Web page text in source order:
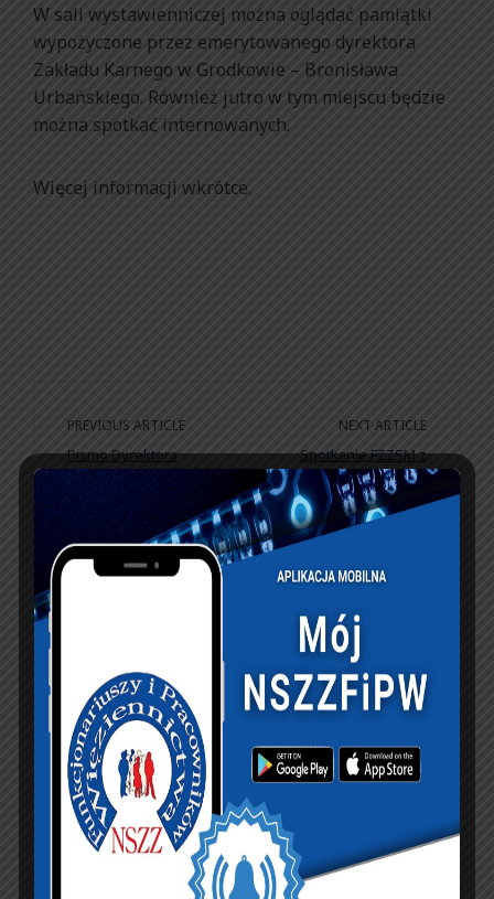
W sali wystawienniczej można oglądać pamiątki
wypożyczone przez emerytowanego dyrektora
Zakładu Karnego w Grodkowie – Bronisława
Urbańskiego. Również jutro w tym miejscu będzie
można spotkać internowanych.
Więcej informacji wkrótce.
PREVIOUS ARTICLE
Pismo Dyrektora
Biura Kadr i Szkolenia
w sprawie wątpliwości
sposobu rozliczania
czasu.
NEXT ARTICLE
Spotkanie FZZSM z
Marszałek Sejmu
KSIĘGA GOŚCI:
Zobacz księgę
dopisz do księgi